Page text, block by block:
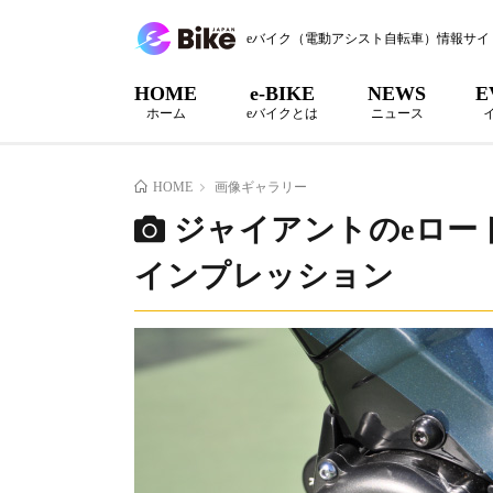
eバイク（電動アシスト自転車）情報サイ
HOME
ホーム
e-BIKE
eバイクとは
NEWS
ニュース
HOME 画像ギャラリー
ジャイアントのeロ
インプレッション